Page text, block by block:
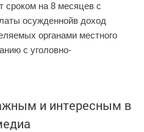
сроком на 8 месяцев с
осужденнойв доход
органами местного
с уголовно-
и интересным в